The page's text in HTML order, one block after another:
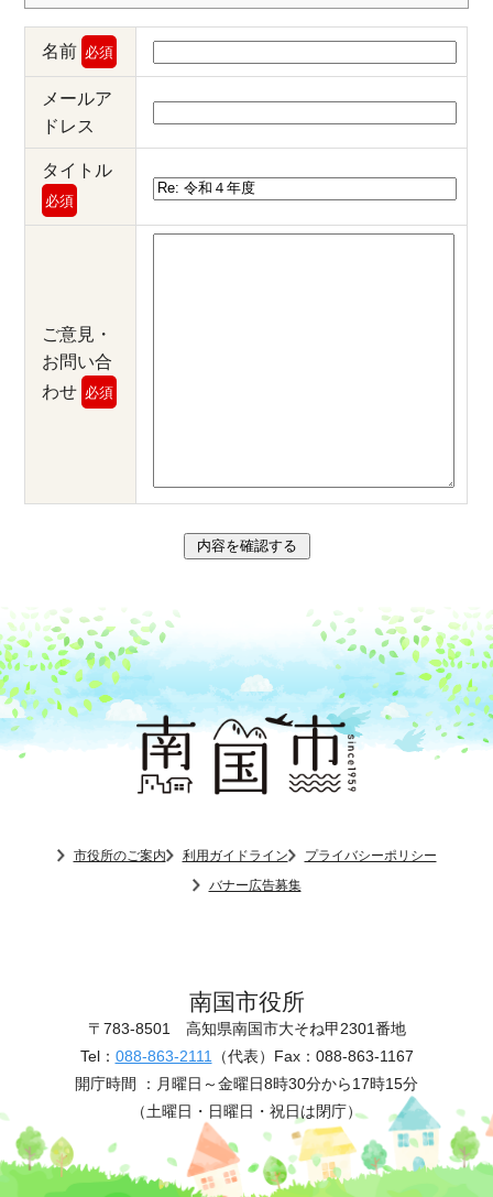
名前 必須
メールア
ドレス
タイトル
必須
ご意見・
お問い合
わせ 必須
市役所のご案内 利用ガイドライン
プライバシーポリシー
バナー広告募集
南国市役所
〒783-8501 高知県南国市大そね甲2301番地
Tel： 088-863-2111 （代表） Fax：088-863-1167
開庁時間 ： 月曜日～金曜日8時30分から17時15分
（土曜日・日曜日・祝日は閉庁）